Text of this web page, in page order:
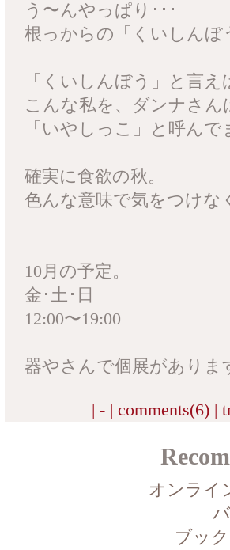
う〜んやっぱり･･･
根っからの「くいしんぼ
「くいしんぼう」と言
こんな私を、ダンナさん
「いやしっこ」と呼んで
確実に食欲の秋。
色んな意味で気をつけな
10月の予定。
金･土･日
12:00〜19:00
器やさんで個展がありま
| - | comments(6) |
オンライ
ブッ